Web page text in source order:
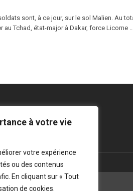
à votre vie
votre expérience
ou des contenus
En cliquant sur « Tout
de cookies.
sont, à ce jour, sur le sol Malien. Au
Tchad, état-major à Dakar, force Licorne